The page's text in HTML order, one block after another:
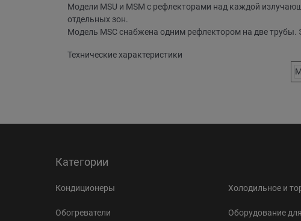
Модели MSU и MSM с рефлекторами над каждой
отдельных зон.
Модель MSC снабжена одним рефлектором на две трубы.
Технические характеристики
Категории
Кондиционеры
Обогреватели
Холодильное и
Оборудование